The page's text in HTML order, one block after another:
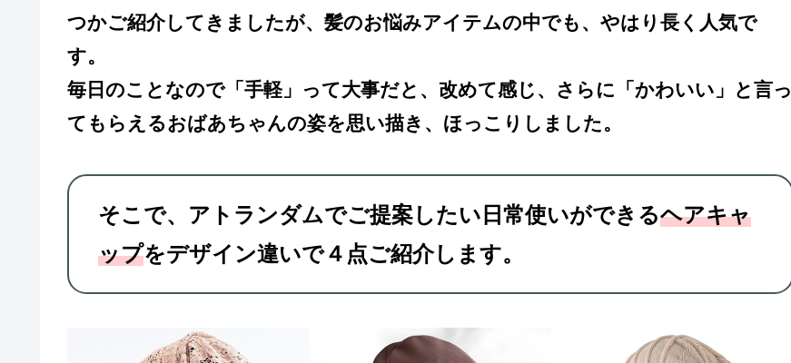
つかご紹介してきましたが、髪のお悩みアイテムの中でも、やはり長く人気で
す。
毎日のことなので「手軽」って大事だと、改めて感じ、さらに「かわいい」と言っ
てもらえるおばあちゃんの姿を思い描き、ほっこりしました。
そこで、アトランダムでご提案したい日常使いができるヘアキャ
ップをデザイン違いで４点ご紹介します。